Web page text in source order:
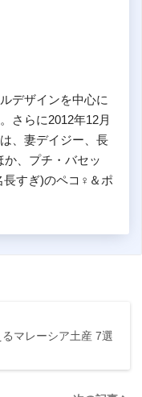
デザインを中心に
さらに2012年12月
、妻デイジー、長
、プチ・バセッ
長すぎ)のペコ♀＆ポ
マレーシア土産 7選